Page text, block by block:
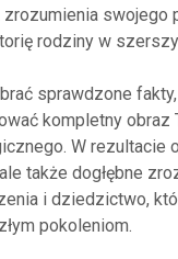
zrozumienia swojego
rodziny w
sprawdzone
kompletny obraz
W rezultacie
także dogłębne
i dziedzictwo,
pokoleniom.